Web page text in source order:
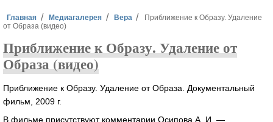
Вы здесь
Главная Медиагалерея Вера
Приближение к Образу. Удаление
от Образа (видео)
Приближение к Образу. Удаление от
Образа (видео)
Приближение к Образу. Удаление от Образа. Документальный
фильм, 2009 г.
В фильме присутствуют комментарии Осипова А. И. —